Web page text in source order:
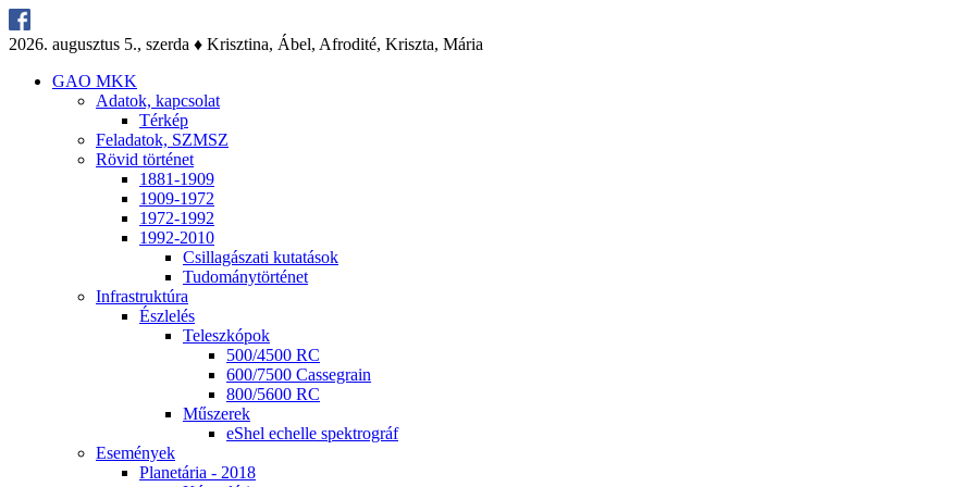
2026. au­gusz­tus 5., szer­da ♦ Krisz­ti­na, Ábel, Af­ro­di­té, Krisz­ta, Má­ria
GAO MKK
Ada­tok, kap­cso­lat
Tér­kép
Fel­ada­tok, SZMSZ
Rö­vid tör­té­net
1881-1909
1909-1972
1972-1992
1992-2010
Csil­la­gá­sza­ti ku­ta­tá­sok
Tu­do­mány­tör­té­net
Inf­ra­struk­tú­ra
Ész­le­lés
Te­lesz­kó­pok
500/4500 RC
600/7500 Cas­seg­ra­in
800/5600 RC
Mű­sze­rek
eS­hel echel­le spekt­ro­gráf
Ese­mé­nyek
Pla­ne­tá­ria - 2018